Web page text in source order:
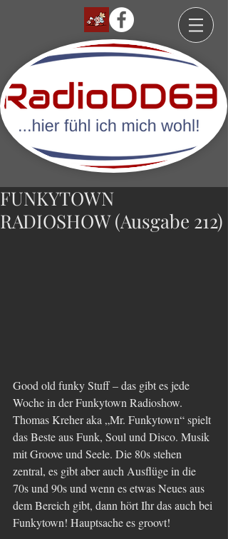
FUNKYTOWN
RADIOSHOW (Ausgabe 212)
Good old funky Stuff – das gibt es jede
Woche in der Funkytown Radioshow.
Thomas Kreher aka „Mr. Funkytown“ spielt
das Beste aus Funk, Soul und Disco. Musik
mit Groove und Seele. Die 80s stehen
zentral, es gibt aber auch Ausflüge in die
70s und 90s und wenn es etwas Neues aus
dem Bereich gibt, dann hört Ihr das auch bei
Funkytown! Hauptsache es groovt!